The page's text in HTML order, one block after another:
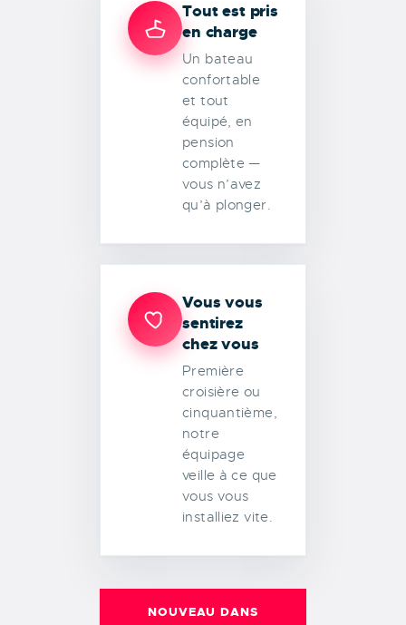
Tout est pris
en charge
Un bateau
confortable
et tout
équipé, en
pension
complète —
vous n’avez
qu’à plonger.
Vous vous
sentirez
chez vous
Première
croisière ou
cinquantième,
notre
équipage
veille à ce que
vous vous
installiez vite.
NOUVEAU DANS